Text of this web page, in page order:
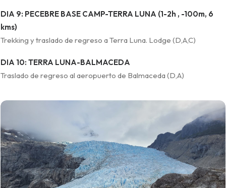
DIA 9: PECEBRE BASE CAMP-TERRA LUNA (1-2h , -100m, 6
kms)
Trekking y traslado de regreso a Terra Luna. Lodge (D,A,C)
DIA 10: TERRA LUNA-BALMACEDA
Traslado de regreso al aeropuerto de Balmaceda (D,A)